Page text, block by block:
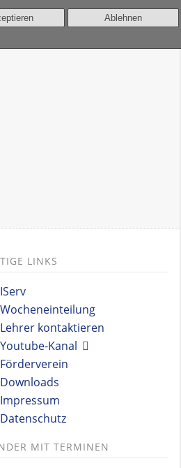
Ablehnen
LINKS
IServ
Wocheneinteilung
Lehrer kontaktieren
Youtube-Kanal
Förderverein
Downloads
Impressum
Datenschutz
MIT TERMINEN